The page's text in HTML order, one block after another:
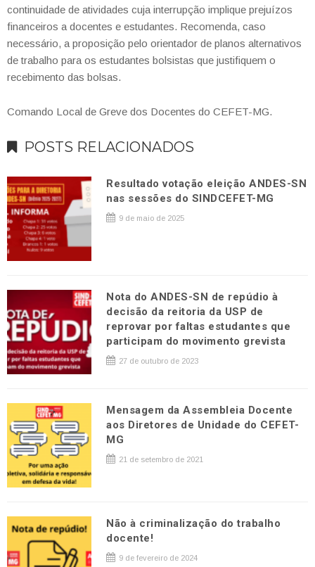
continuidade de atividades cuja interrupção implique prejuízos
financeiros a docentes e estudantes. Recomenda, caso
necessário, a proposição pelo orientador de planos alternativos
de trabalho para os estudantes bolsistas que justifiquem o
recebimento das bolsas.
Comando Local de Greve dos Docentes do CEFET-MG.
POSTS RELACIONADOS
Resultado votação eleição ANDES-SN
nas sessões do SINDCEFET-MG
9 de maio de 2025
Nota do ANDES-SN de repúdio à
decisão da reitoria da USP de
reprovar por faltas estudantes que
participam do movimento grevista
27 de outubro de 2023
Mensagem da Assembleia Docente
aos Diretores de Unidade do CEFET-
MG
21 de setembro de 2021
Não à criminalização do trabalho
docente!
9 de fevereiro de 2024